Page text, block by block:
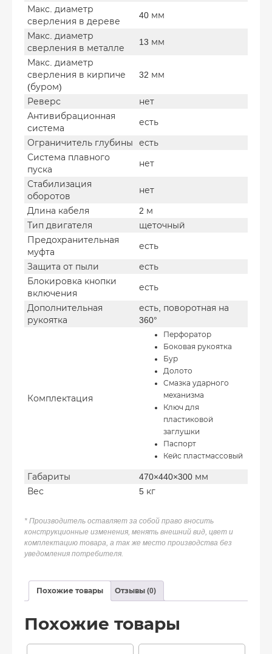
Макс. диаметр
сверления в дереве
40 мм
Макс. диаметр
сверления в металле
13 мм
Макс. диаметр
сверления в кирпиче
(буром)
32 мм
Реверс
нет
Антивибрационная
система
есть
Ограничитель глубины
есть
Система плавного
пуска
нет
Стабилизация
оборотов
нет
Длина кабеля
2 м
Тип двигателя
щеточный
Предохранительная
муфта
есть
Защита от пыли
есть
Блокировка кнопки
включения
есть
Дополнительная
рукоятка
есть, поворотная на
360°
Комплектация
Перфоратор
Боковая рукоятка
Бур
Долото
Смазка ударного
механизма
Ключ для
пластиковой
заглушки
Паспорт
Кейс пластмассовый
Габариты
470×440×300 мм
Вес
5 кг
* Производитель оставляет за собой право вносить
конструкционные изменения, менять внешний вид, цвет и
комплектацию товара, а так же место производства без
уведомления потребителя.
Похожие товары Отзывы (0)
Похожие товары